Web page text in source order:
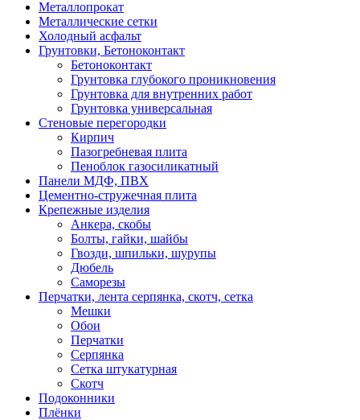
Металлопрокат
Металлические сетки
Холодный асфальт
Грунтовки, Бетоноконтакт
Бетоноконтакт
Грунтовка глубокого проникновения
Грунтовка для внутренних работ
Грунтовка универсальная
Стеновые перегородки
Кирпич
Пазогребневая плита
Пеноблок газосиликатный
Панели МДФ, ПВХ
Цементно-стружечная плита
Крепежные изделия
Анкера, скобы
Болты, гайки, шайбы
Гвозди, шпильки, шурупы
Дюбель
Саморезы
Перчатки, лента серпянка, скотч, сетка
Мешки
Обои
Перчатки
Серпянка
Сетка штукатурная
Скотч
Подоконники
Плёнки